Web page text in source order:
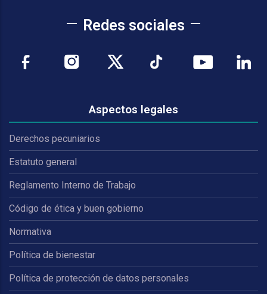
Redes sociales
Aspectos legales
Derechos pecuniarios
Estatuto general
Reglamento Interno de Trabajo
Código de ética y buen gobierno
Normativa
Política de bienestar
Política de protección de datos personales